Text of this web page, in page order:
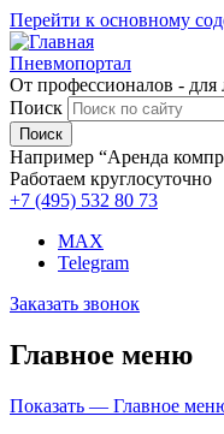
Перейти к основному
Пневмопортал
От профессионалов - для
Поиск
Например “Аренда
Работаем круглосуточно
+7 (495) 532 80 73
MAX
Telegram
Заказать звонок
Главное меню
Показать — Главное